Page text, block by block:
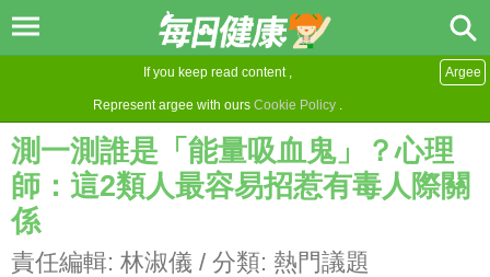
If you keep read content ,
Represent argee with ours Cookie Policy .
Argee
測一測誰是「能量吸血鬼」？心理
師：這2類人最容易招惹有毒人際關
係
責任編輯: 林淑儀 / 分類: 熱門議題